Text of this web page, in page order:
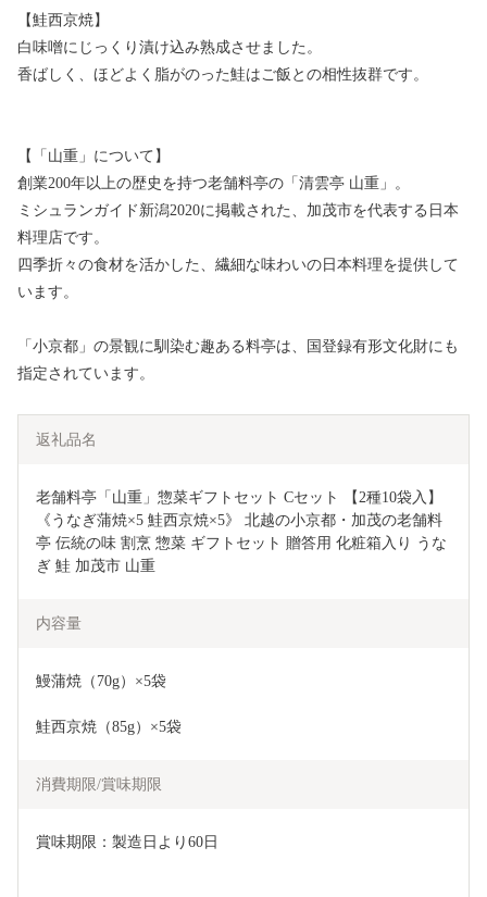
【鮭西京焼】
白味噌にじっくり漬け込み熟成させました。
香ばしく、ほどよく脂がのった鮭はご飯との相性抜群です。
【「山重」について】
創業200年以上の歴史を持つ老舗料亭の「清雲亭 山重」。
ミシュランガイド新潟2020に掲載された、加茂市を代表する日本
料理店です。
四季折々の食材を活かした、繊細な味わいの日本料理を提供して
います。
「小京都」の景観に馴染む趣ある料亭は、国登録有形文化財にも
指定されています。
返礼品名
老舗料亭「山重」惣菜ギフトセット Cセット 【2種10袋入】
《うなぎ蒲焼×5 鮭西京焼×5》 北越の小京都・加茂の老舗料
亭 伝統の味 割烹 惣菜 ギフトセット 贈答用 化粧箱入り うな
ぎ 鮭 加茂市 山重
内容量
鰻蒲焼（70g）×5袋
鮭西京焼（85g）×5袋
消費期限/賞味期限
賞味期限：製造日より60日